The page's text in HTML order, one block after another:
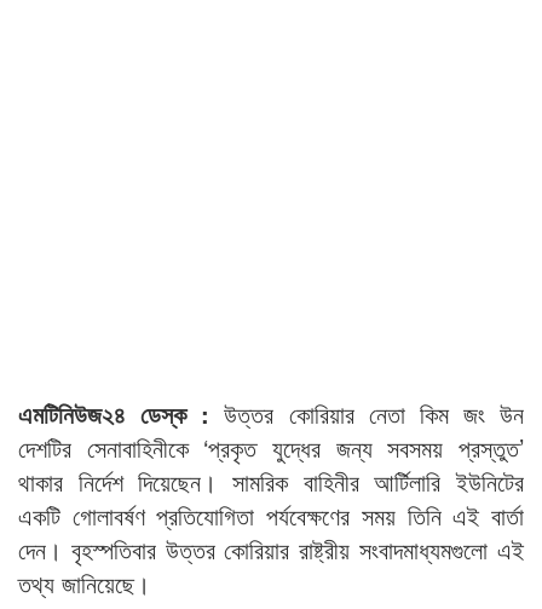
এমটিনিউজ২৪ ডেস্ক :উত্তর কোরিয়ার নেতা কিম জং উন
দেশটির সেনাবাহিনীকে ‘প্রকৃত যুদ্ধের জন্য সবসময় প্রস্তুত’
থাকার নির্দেশ দিয়েছেন। সামরিক বাহিনীর আর্টিলারি ইউনিটের
একটি গোলাবর্ষণ প্রতিযোগিতা পর্যবেক্ষণের সময় তিনি এই বার্তা
দেন। বৃহস্পতিবার উত্তর কোরিয়ার রাষ্ট্রীয় সংবাদমাধ্যমগুলো এই
তথ্য জানিয়েছে।